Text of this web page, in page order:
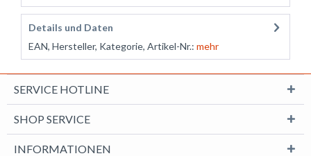
Details und Daten
EAN, Hersteller, Kategorie, Artikel-Nr.: mehr
SERVICE HOTLINE
SHOP SERVICE
INFORMATIONEN